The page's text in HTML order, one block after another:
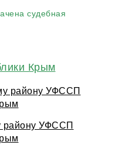
судебная
Крым
району УФССП
району УФССП